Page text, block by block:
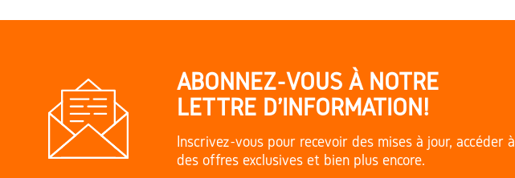
ABONNEZ-VOUS À NOTRE
LETTRE D'INFORMATION!
Inscrivez-vous pour recevoir des mises à jour, accéder à
des offres exclusives et bien plus encore.